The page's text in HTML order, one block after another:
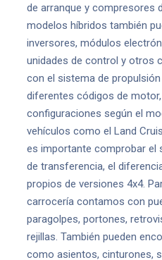
de arranque y compresores
modelos híbridos también
inversores, módulos
unidades de control y otros
con el sistema de
diferentes códigos de
configuraciones según el
vehículos como el Land
es importante comprobar el
de transferencia, el
propios de versiones 4x4.
carrocería contamos con
paragolpes, portones,
rejillas. También pueden
como asientos, cinturones,